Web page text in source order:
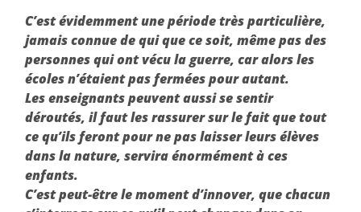
C’est évidemment une période très particulière,
jamais connue de qui que ce soit, même pas des
personnes qui ont vécu la guerre, car alors les
écoles n’étaient pas fermées pour autant.
Les enseignants peuvent aussi se sentir
déroutés, il faut les rassurer sur le fait que tout
ce qu’ils feront pour ne pas laisser leurs élèves
dans la nature, servira énormément à ces
enfants.
C’est peut-être le moment d’innover, que chacun